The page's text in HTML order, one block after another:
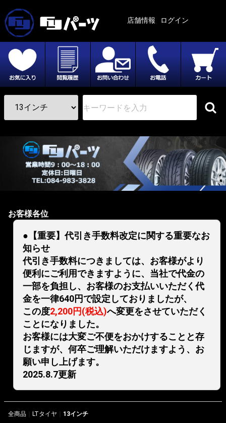
店舗情報 ログイン
お客様各位
●【重要】代引き手数料改定に関する重要なお
知らせ
代引き手数料につきましては、お客様がより
便利にご利用できますように、当社で代金の
一部を負担し、お客様のお支払いいただく代
金を一律640円で設定しておりましたが、
この度2,200円(税込)へ変更をさせていただく
ことになりました。
お客様には大変ご不便をおかけすることと存
じますが、何卒ご理解いただけますよう、お
願い申し上げます。
2025.8.7更新
全商品 LTタイヤ 13インチ